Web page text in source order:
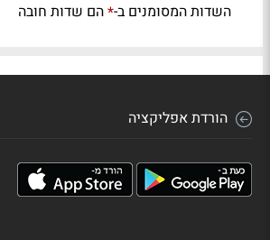
השדות המסומנים ב-*הם שדות חובה
הורדת אפליקציה